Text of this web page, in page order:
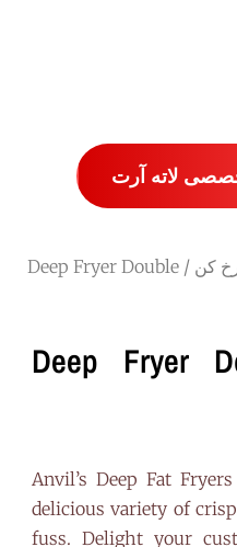
لاته آرت
کن
/ Deep Fryer Double
Deep Fryer
“Anvil’s Deep Fat
delicious variety of
fuss. Delight your